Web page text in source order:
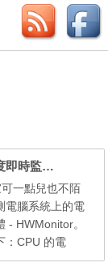
HWMonitor 1.30 繁體中文免安裝，電腦溫度即時監控工具
一點兒也不陌
電腦系統上的電
- HWMonitor。
：CPU 的電
、顯示卡溫度